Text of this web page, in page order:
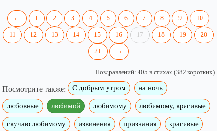
← 1 2 3 4 5 6 7 8 9 10
11 12 13 14 15 16 17 18 19 20
21 →
Поздравлений: 405 в стихах (382 коротких)
Посмотрите также: С добрым утром на ночь
любовные любимой любимому любимому, красивые
скучаю любимому извинения признания красивые